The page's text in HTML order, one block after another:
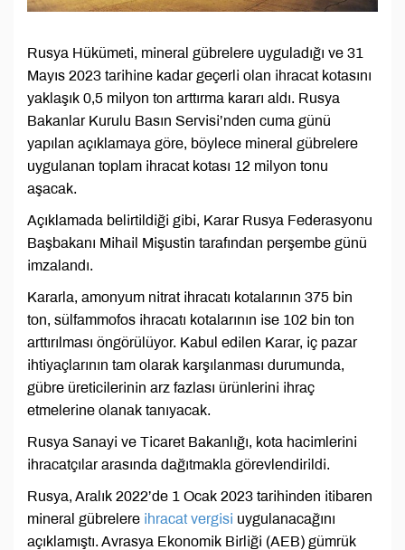
Rusya Hükümeti, mineral gübrelere uyguladığı ve 31
Mayıs 2023 tarihine kadar geçerli olan ihracat kotasını
yaklaşık 0,5 milyon ton arttırma kararı aldı. Rusya
Bakanlar Kurulu Basın Servisi’nden cuma günü
yapılan açıklamaya göre, böylece mineral gübrelere
uygulanan toplam ihracat kotası 12 milyon tonu
aşacak.
Açıklamada belirtildiği gibi, Karar Rusya Federasyonu
Başbakanı Mihail Mişustin tarafından perşembe günü
imzalandı.
Kararla, amonyum nitrat ihracatı kotalarının 375 bin
ton, sülfammofos ihracatı kotalarının ise 102 bin ton
arttırılması öngörülüyor. Kabul edilen Karar, iç pazar
ihtiyaçlarının tam olarak karşılanması durumunda,
gübre üreticilerinin arz fazlası ürünlerini ihraç
etmelerine olanak tanıyacak.
Rusya Sanayi ve Ticaret Bakanlığı, kota hacimlerini
ihracatçılar arasında dağıtmakla görevlendirildi.
Rusya, Aralık 2022’de 1 Ocak 2023 tarihinden itibaren
mineral gübrelere ihracat vergisi uygulanacağını
açıklamıştı. Avrasya Ekonomik Birliği (AEB) gümrük